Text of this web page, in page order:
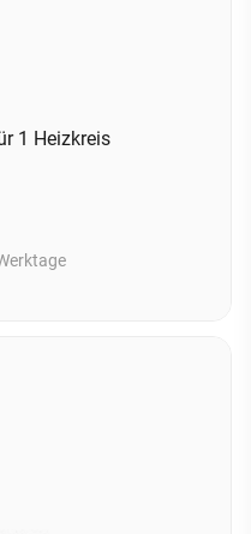
1 Heizkreis